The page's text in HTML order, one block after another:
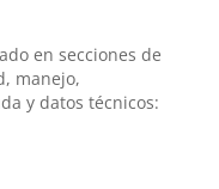
en secciones de
manejo,
y datos técnicos: